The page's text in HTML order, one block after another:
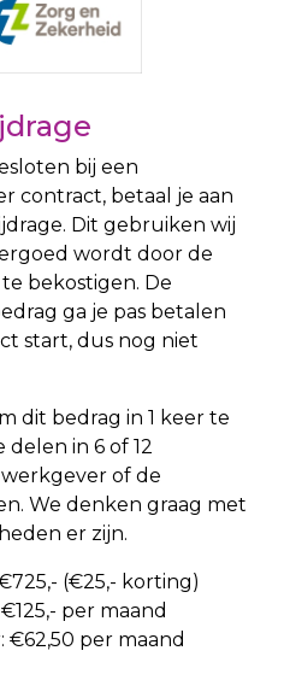
bij een
contract, betaal je aan
Dit gebruiken wij
wordt door de
bekostigen. De
ga je pas betalen
start, dus nog niet
dit bedrag in 1 keer te
in 6 of 12
werkgever of de
We denken graag met
er zijn.
(€25,- korting)
per maand
€62,50 per maand